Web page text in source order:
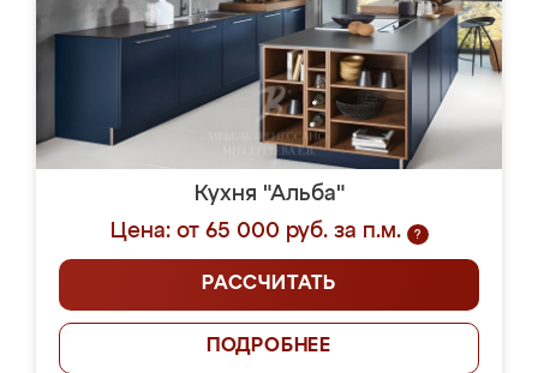
Кухня "Альба"
Цена: от 65 000 руб. за п.м.
?
РАССЧИТАТЬ
ПОДРОБНЕЕ